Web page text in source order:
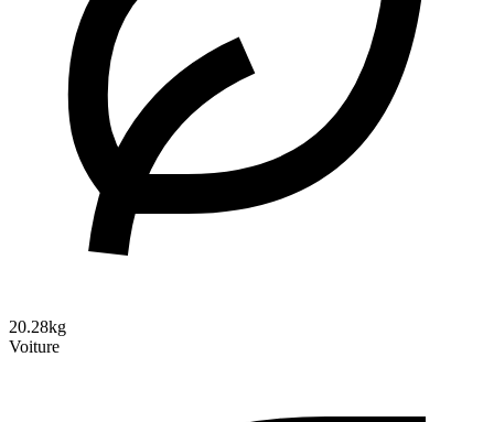
20.28kg
Voiture